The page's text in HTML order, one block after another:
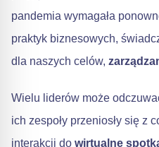
pandemia wymagała
praktyk biznesowych,
dla naszych celów,
Wielu liderów może
ich zespoły przeniosły się z
interakcji do wirtualne